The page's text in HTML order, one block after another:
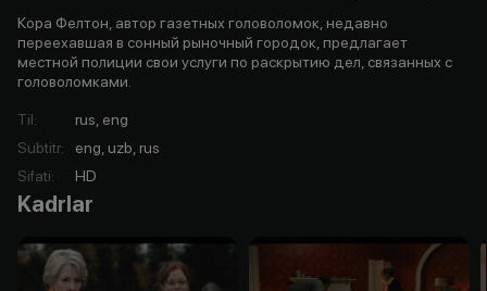
Кора Фелтон, автор газетных головоломок, недавно
переехавшая в сонный рыночный городок, предлагает
местной полиции свои услуги по раскрытию дел, связанных с
головоломками.
Til:
rus, eng
Subtitr:
eng, uzb, rus
Sifati: HD
Kadrlar